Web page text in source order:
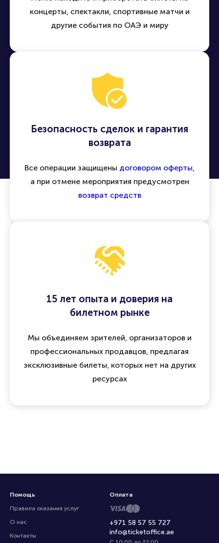
концерты, спектакли, спортивные матчи и
другие события по ОАЭ и миру
Безопасность сделок и гарантия
возврата
Все операции защищены договором оферты,
а при отмене мероприятия предусмотрен
возврат средств
15 лет опыта и доверия на
билетном рынке
Мы объединяем зрителей, организаторов и
профессиональных продавцов, предлагая
эксклюзивные билеты, которых нет на других
ресурсах
Помощь
Правила оказания услуг
О нас
Контакты
+971 58 57 55 727
info@ticketoffice.ae
Оплата